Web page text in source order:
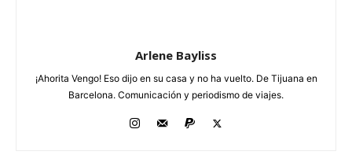
Arlene Bayliss
¡Ahorita Vengo! Eso dijo en su casa y no ha vuelto. De Tijuana en
Barcelona. Comunicación y periodismo de viajes.